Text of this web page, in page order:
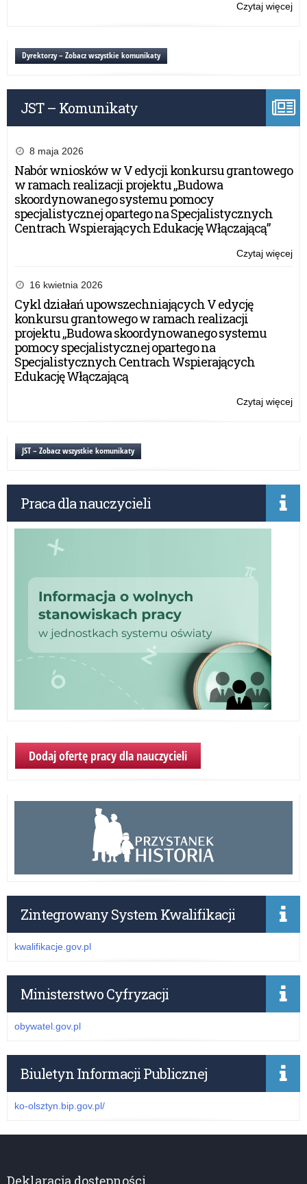
Czytaj więcej
Dyrektorzy – Zobacz wszystkie komunikaty
JST – Komunikaty
8 maja 2026
Nabór wniosków w V edycji konkursu grantowego
w ramach realizacji projektu „Budowa
skoordynowanego systemu pomocy
specjalistycznej opartego na Specjalistycznych
Centrach Wspierających Edukację Włączającą”
Czytaj więcej
16 kwietnia 2026
Cykl działań upowszechniających V edycję
konkursu grantowego w ramach realizacji
projektu „Budowa skoordynowanego systemu
pomocy specjalistycznej opartego na
Specjalistycznych Centrach Wspierających
Edukację Włączającą
Czytaj więcej
JST – Zobacz wszystkie komunikaty
Praca dla nauczycieli
Dodaj ofertę pracy dla nauczycieli
Zintegrowany System Kwalifikacji
kwalifikacje.gov.pl
Ministerstwo Cyfryzacji
obywatel.gov.pl
Biuletyn Informacji Publicznej
ko-olsztyn.bip.gov.pl/